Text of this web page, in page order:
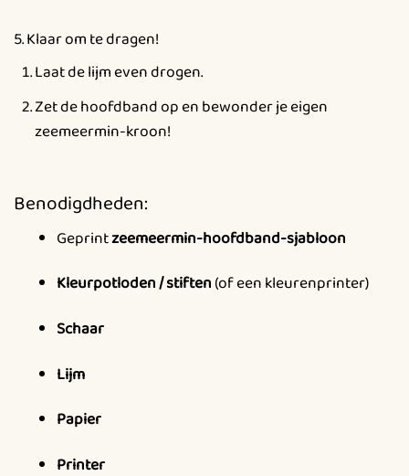
5. Klaar om te dragen!
Laat de lijm even drogen.
Zet de hoofdband op en bewonder je eigen
zeemeermin-kroon!
Benodigdheden:
Geprintzeemeermin-hoofdband-sjabloon
Kleurpotloden / stiften(of een kleurenprinter)
Schaar
Lijm
Papier
Printer